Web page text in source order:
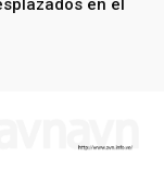
en el